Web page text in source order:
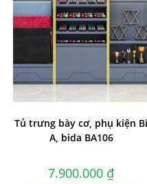
Tủ trưng bày cơ, phụ kiện Bi
A, bida BA106
7.900.000 ₫